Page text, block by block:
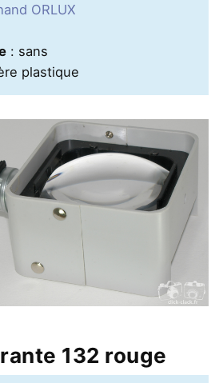
ORLUX
: sans
plastique
132 rouge